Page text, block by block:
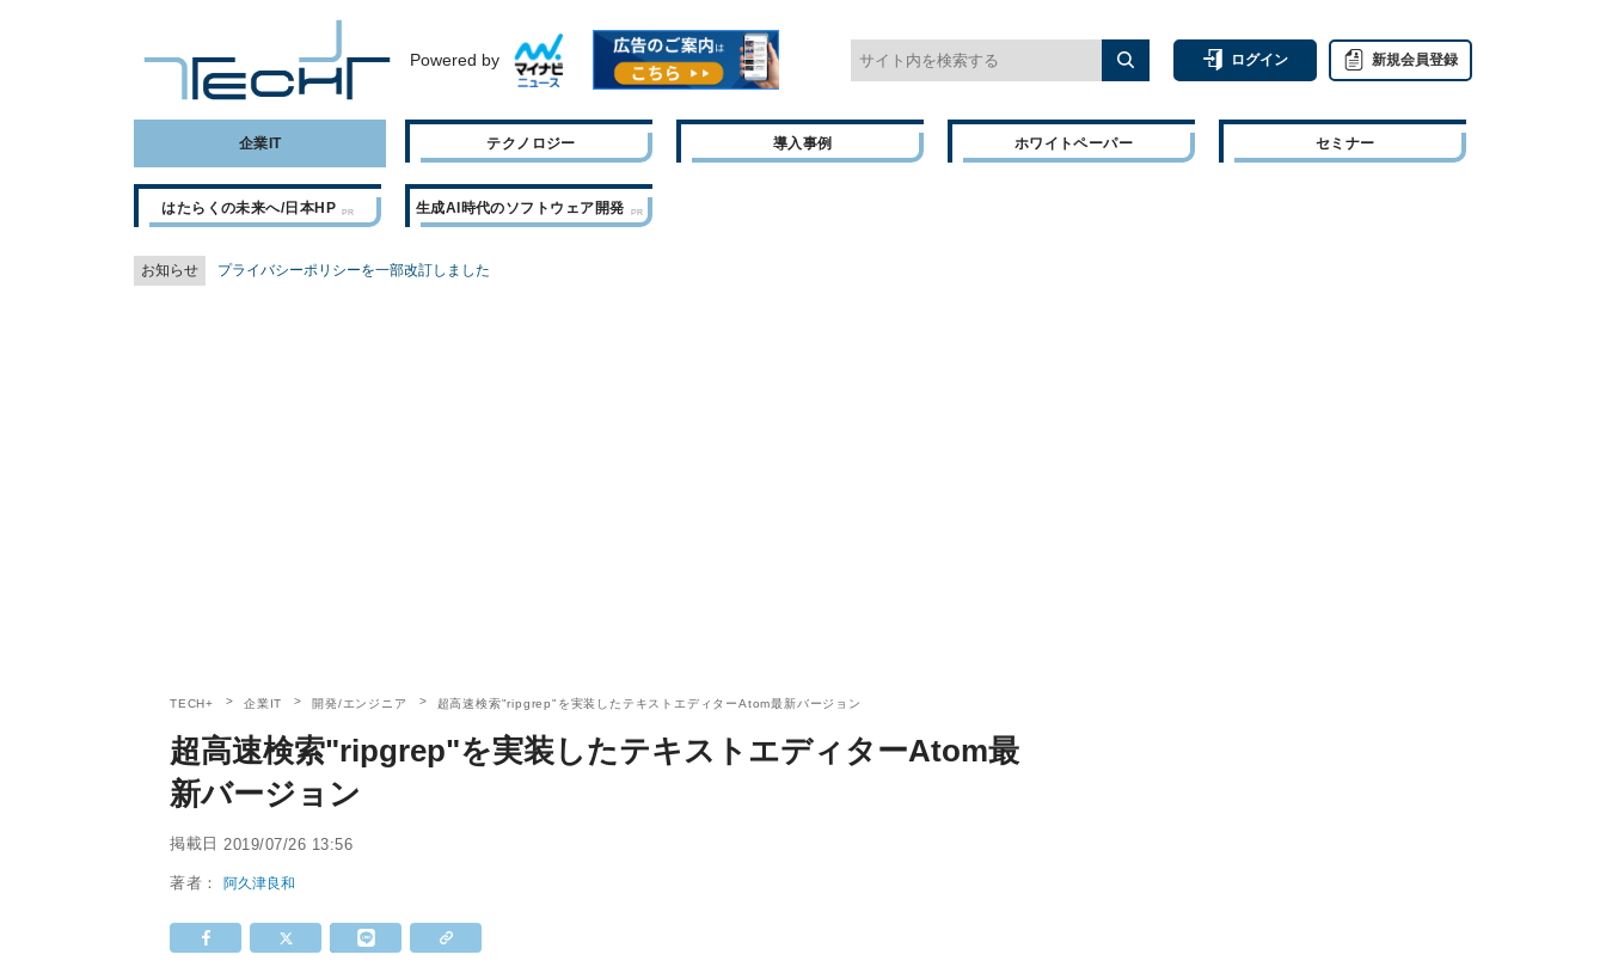
Powered by ログイン 新規会員登録
企業IT テクノロジー 導入事例 ホワイトペーパー セミナー
はたらくの未来へ/日本HP 生成AI時代のソフトウェア開発
お知らせ プライバシーポリシーを一部改訂しました
TECH+ 企業IT 開発/エンジニア 超高速検索"ripgrep"を実装したテキストエディターAtom最新バージョン
超高速検索"ripgrep"を実装したテキストエディターAtom最
新バージョン
掲載日 2019/07/26 13:56
著者：阿久津良和